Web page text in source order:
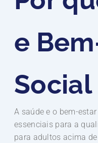
e
Social
A saúde e o bem-
essenciais para a
para adultos acima